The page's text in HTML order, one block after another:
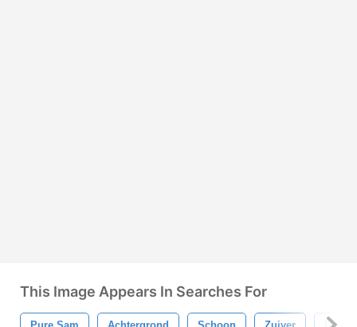
This Image Appears In Searches For